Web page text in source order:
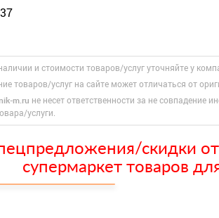
и стоимости товаров/услуг уточняйте у
товаров/услуг на сайте может отличаться от
m.ru не несет ответственности за не совпадение
услуги.
скидки
супермаркет товаров